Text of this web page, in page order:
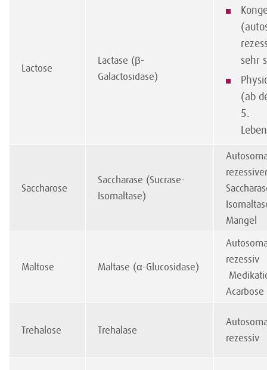
Lactose
Lactase (β-
Galactosidase)
sehr
(ab
5.
Saccharose
Saccharase (Sucrase-
Isomaltase)
rezessiver
Mangel
Maltose Maltase (α-Glucosidase)
rezessiv
Acarbose
Trehalose Trehalase
rezessiv